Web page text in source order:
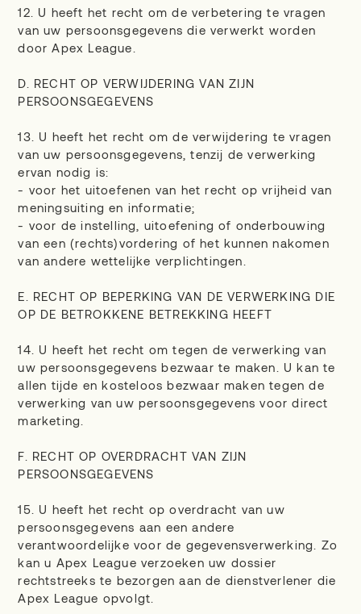
12. U heeft het recht om de verbetering te vragen
van uw persoonsgegevens die verwerkt worden
door Apex League.
D. RECHT OP VERWIJDERING VAN ZIJN
PERSOONSGEGEVENS
13. U heeft het recht om de verwijdering te vragen
van uw persoonsgegevens, tenzij de verwerking
ervan nodig is:
- voor het uitoefenen van het recht op vrijheid van
meningsuiting en informatie;
- voor de instelling, uitoefening of onderbouwing
van een (rechts)vordering of het kunnen nakomen
van andere wettelijke verplichtingen.
E. RECHT OP BEPERKING VAN DE VERWERKING DIE
OP DE BETROKKENE BETREKKING HEEFT
14. U heeft het recht om tegen de verwerking van
uw persoonsgegevens bezwaar te maken. U kan te
allen tijde en kosteloos bezwaar maken tegen de
verwerking van uw persoonsgegevens voor direct
marketing.
F. RECHT OP OVERDRACHT VAN ZIJN
PERSOONSGEGEVENS
15. U heeft het recht op overdracht van uw
persoonsgegevens aan een andere
verantwoordelijke voor de gegevensverwerking. Zo
kan u Apex League verzoeken uw dossier
rechtstreeks te bezorgen aan de dienstverlener die
Apex League opvolgt.